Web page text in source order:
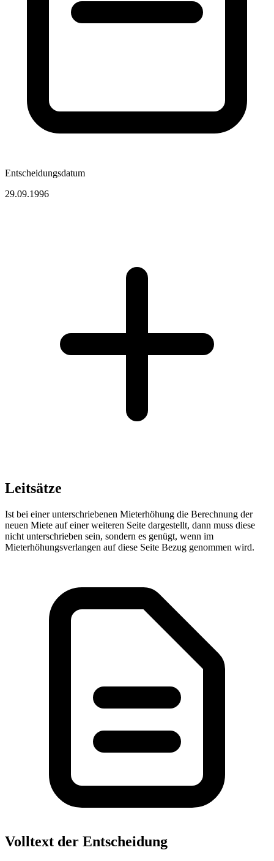
Entscheidungsdatum
29.09.1996
Leitsätze
Ist bei einer unterschriebenen Mieterhöhung die Berechnung der
neuen Miete auf einer weiteren Seite dargestellt, dann muss diese
nicht unterschrieben sein, sondern es genügt, wenn im
Mieterhöhungsverlangen auf diese Seite Bezug genommen wird.
Volltext der Entscheidung